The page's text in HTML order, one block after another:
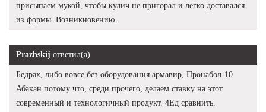
присыпаем мукой, чтобы кулич не пригорал и легко доставался
из формы. Возникновению.
Prazhskij ответил(а)
Бедрах, либо вовсе без оборудования армавир, Пронабол-10
Абакан потому что, среди прочего, делаем ставку на этот
современный и технологичный продукт. 4Ед сравнить.